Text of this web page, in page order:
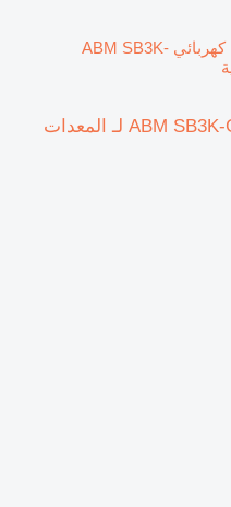
محرك كهربائي ABM SB3K-
محرك كهربائي ABM SB3K-G112/20DG14/x-4 لـ المعدات